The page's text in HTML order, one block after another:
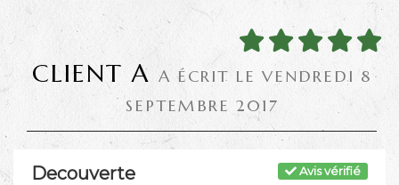
CLIENT A A ÉCRIT LE VENDREDI 8
SEPTEMBRE 2017
Avis vérifié
Decouverte